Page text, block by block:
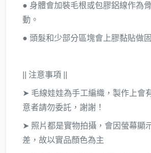
● 身體會加裝毛根或包膠鋁線作為
動。
● 頭髮和少部分區塊會上膠黏貼做
|| 注意事項 ||
➤ 毛線娃娃為手工編織，製作上會
意者請勿委託，謝謝！
➤ 照片都是實物拍攝，會因螢幕顯
差，故以實品顏色為主